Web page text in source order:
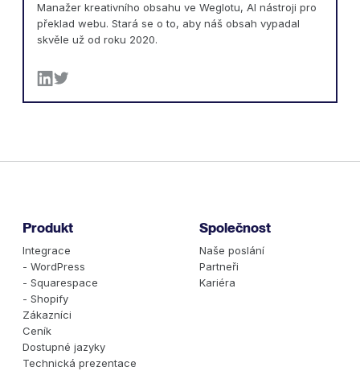
Manažer kreativního obsahu ve Weglotu, AI nástroji pro
překlad webu. Stará se o to, aby náš obsah vypadal
skvěle už od roku 2020.
Produkt
Integrace
- WordPress
- Squarespace
- Shopify
Zákazníci
Ceník
Dostupné jazyky
Technická prezentace
Společnost
Naše poslání
Partneři
Kariéra